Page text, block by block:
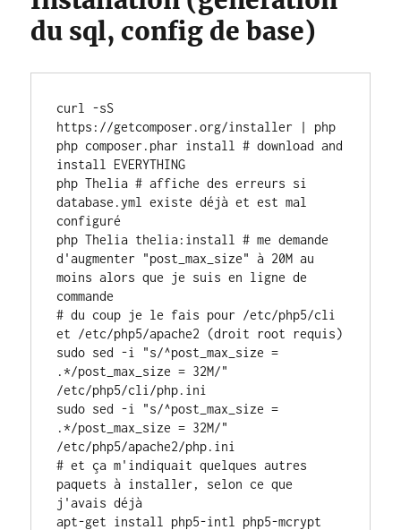
du sql, config de base)
curl -sS
https://getcomposer.org/installer | php
php composer.phar install # download and
install EVERYTHING
php Thelia # affiche des erreurs si
database.yml existe déjà et est mal
configuré
php Thelia thelia:install # me demande
d'augmenter "post_max_size" à 20M au
moins alors que je suis en ligne de
commande
# du coup je le fais pour /etc/php5/cli
et /etc/php5/apache2 (droit root requis)
sudo sed -i "s/^post_max_size =
.*/post_max_size = 32M/"
/etc/php5/cli/php.ini
sudo sed -i "s/^post_max_size =
.*/post_max_size = 32M/"
/etc/php5/apache2/php.ini
# et ça m'indiquait quelques autres
paquets à installer, selon ce que
j'avais déjà
apt-get install php5-intl php5-mcrypt